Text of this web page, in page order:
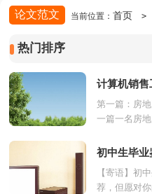
论文范文 当前位置：首页 >
热门排序
计算机销
第一篇：房
一篇一名房
一名合...
初中生毕
【寄语】初
荐，但愿对